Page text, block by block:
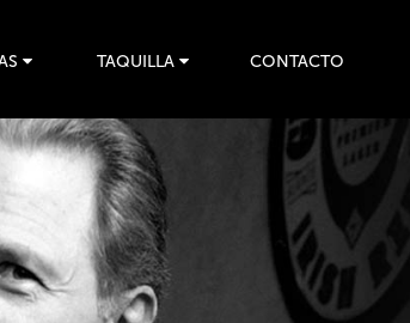
TAQUILLA CONTACTO